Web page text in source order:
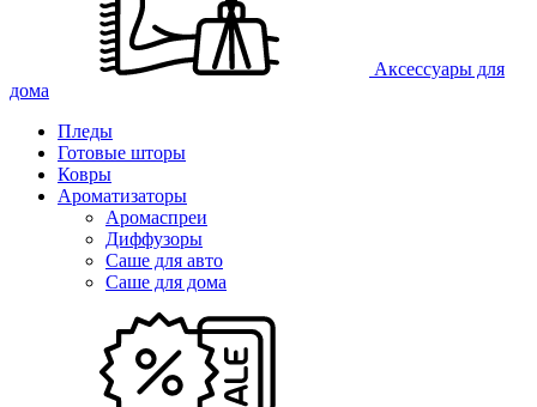
Аксессуары для
дома
Пледы
Готовые шторы
Ковры
Ароматизаторы
Аромаспреи
Диффузоры
Саше для авто
Саше для дома